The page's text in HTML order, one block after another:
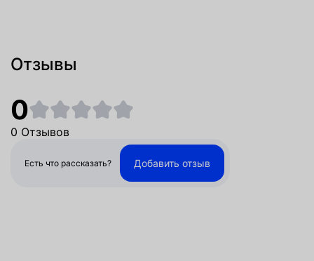
Отзывы
0
0 Отзывов
Есть что рассказать? Добавить отзыв